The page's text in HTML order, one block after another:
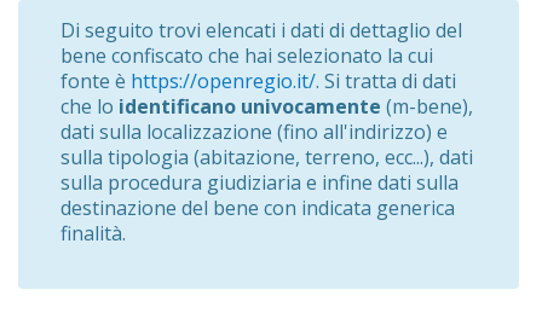
Di seguito trovi elencati i dati di dettaglio del
bene confiscato che hai selezionato la cui
fonte è https://openregio.it/. Si tratta di dati
che lo identificano univocamente (m-bene),
dati sulla localizzazione (fino all'indirizzo) e
sulla tipologia (abitazione, terreno, ecc...), dati
sulla procedura giudiziaria e infine dati sulla
destinazione del bene con indicata generica
finalità.